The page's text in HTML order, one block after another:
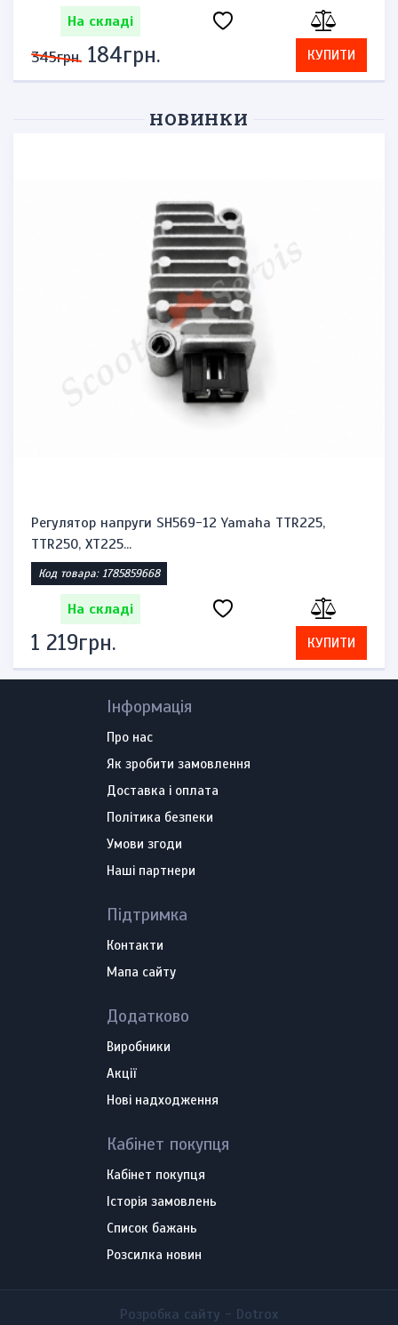
На складі
345грн. 184грн. КУПИТИ
НОВИНКИ
Регулятор напруги SH569-12 Yamaha TTR225,
TTR250, XT225...
Код товара: 1785859668
На складі
1 219грн. КУПИТИ
Інформація
Про нас
Як зробити замовлення
Доставка і оплата
Політика безпеки
Умови згоди
Наші партнери
Підтримка
Контакти
Мапа сайту
Додатково
Виробники
Акції
Нові надходження
Кабінет покупця
Кабінет покупця
Історія замовлень
Список бажань
Розсилка новин
Розробка сайту - Dotrox